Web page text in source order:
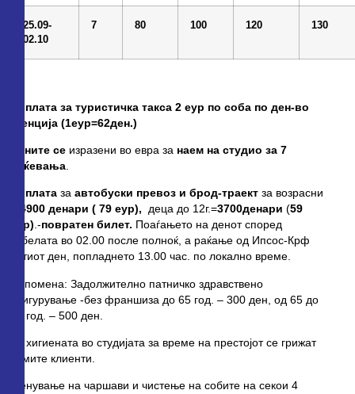
25.09-
02.10
7 80 100 120 130
Доплата за туристичка такса 2 еур по соба по ден-во
агенција (1еур=62ден.)
Цените се изразени во евра за наем на студио за 7
ноќевања
Доплата заавтобуски превоз и брод-траектза возрасни
= 4900 денари ( 79 еур),деца до 12г.=3700денари (59
еур).-повратен билет. Поаѓањето на денот според
табелата во 02.00 после полноќ, а раќање од Ипсос-Крф
истиот ден, попладнето 13.00 час. по локално време.
Напомена: Задолжително патничко здравствено
осигурување -без франшиза до 65 год. – 300 ден, од 65 до
70 год. – 500 ден.
За хигиената во студијата за време на престојот се грижат
самите клиенти.
Менување на чаршави и чистење на собите на секои 4